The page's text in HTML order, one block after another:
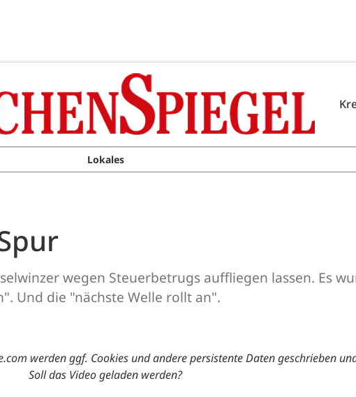
Lokales
wegen Steuerbetrugs auffliegen lassen. Es
Und die "nächste Welle rollt an".
werden ggf. Cookies und andere persistente Daten geschrieben
Soll das Video geladen werden?